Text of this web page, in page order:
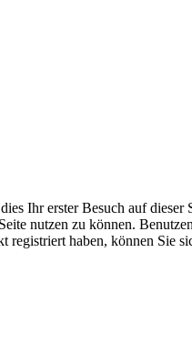
Ihr erster Besuch auf dieser
nutzen zu können.
registriert haben, können Sie